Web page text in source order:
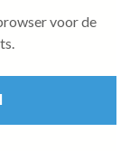
voor de